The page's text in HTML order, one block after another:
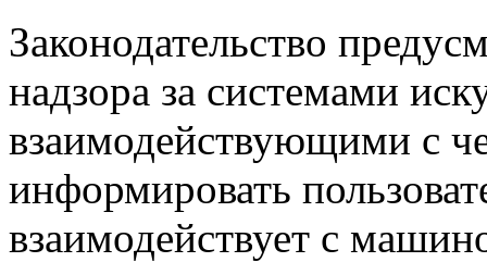
Законодательство
надзора за системами
взаимодействующими с
информировать
взаимодействует с